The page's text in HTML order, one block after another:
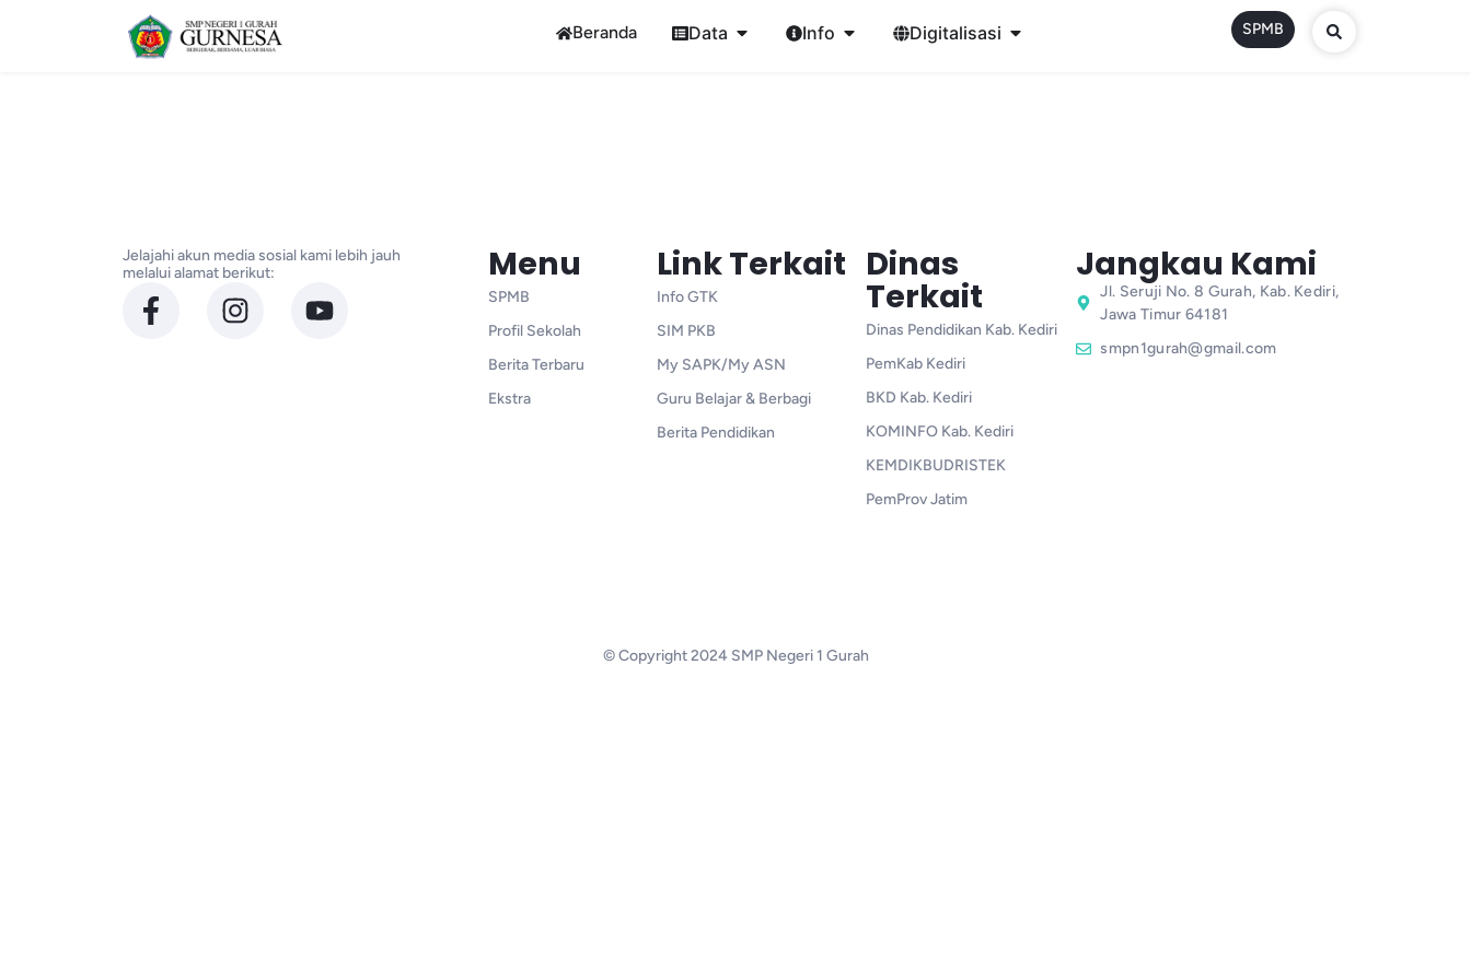
Beranda Data Info Digitalisasi SPMB
Jelajahi akun media sosial kami lebih jauh
melalui alamat berikut:
Menu
SPMB
Profil Sekolah
Berita Terbaru
Ekstra
Link Terkait
Info GTK
SIM PKB
My SAPK/My ASN
Guru Belajar & Berbagi
Berita Pendidikan
Dinas
Terkait
Dinas Pendidikan Kab. Kediri
PemKab Kediri
BKD Kab. Kediri
KOMINFO Kab. Kediri
KEMDIKBUDRISTEK
PemProv Jatim
Jangkau Kami
Jl. Seruji No. 8 Gurah, Kab. Kediri,
Jawa Timur 64181
smpn1gurah@gmail.com
© Copyright 2024 SMP Negeri 1 Gurah